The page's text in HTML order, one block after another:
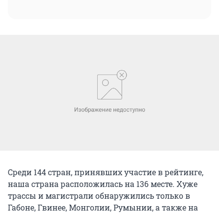
Среди 144 стран, принявших участие в рейтинге,
наша страна расположилась на 136 месте. Хуже
трассы и магистрали обнаружились только в
Габоне, Гвинее, Монголии, Румынии, а также на